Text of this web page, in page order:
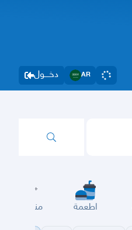
دخــــول AR
اطعمة مناسبات